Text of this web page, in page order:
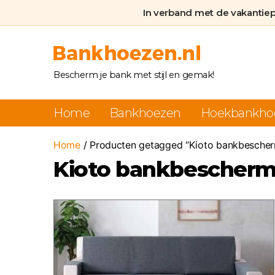
In verband met de
Bankhoezen.nl
Bescherm je bank met stijl en gemak!
Home Bankhoezen
Home/ Producten getagged “Kioto
Kioto
Dit
product
heeft
meerdere